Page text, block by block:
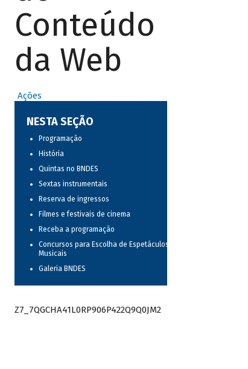
Conteúdo
da Web
Ações
NESTA SEÇÃO
Programação
História
Quintas no BNDES
Sextas instrumentais
Reserva de ingressos
Filmes e festivais de cinema
Receba a programação
Concursos para Escolha de Espetáculos
Musicais
Galeria BNDES
Z7_7QGCHA41L0RP906P422Q9Q0JM2